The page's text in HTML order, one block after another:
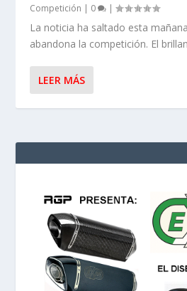
Competición | 0 |
La noticia ha saltado esta
abandona la competición. El
LEER MÁS